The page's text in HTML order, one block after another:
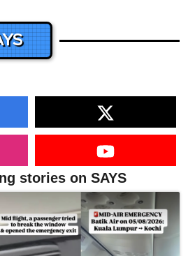
stories on SAYS